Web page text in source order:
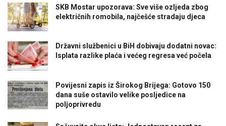
SKB Mostar upozorava: Sve više ozljeda zbog
električnih romobila, najčešće stradaju djeca
Državni službenici u BiH dobivaju dodatni novac:
Isplata razlike plaća i većeg regresa već počela
Povijesni zapis iz Širokog Brijega: Gotovo 150
dana suše ostavilo velike posljedice na
poljoprivredu